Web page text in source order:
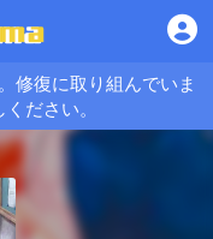
修復に取り組んでいま
ださい。